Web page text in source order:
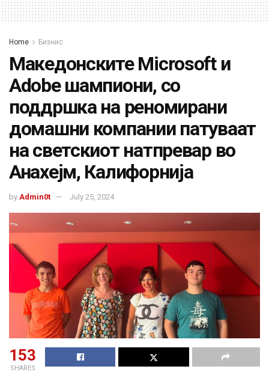
Home Бизнис
Македонските Microsoft и
Adobe шампиони, со
поддршка на реномирани
домашни компании патуваат
на светскиот натпревар во
Анахејм, Калифорнија
by Admin0t July 25, 2024
153
SHARES